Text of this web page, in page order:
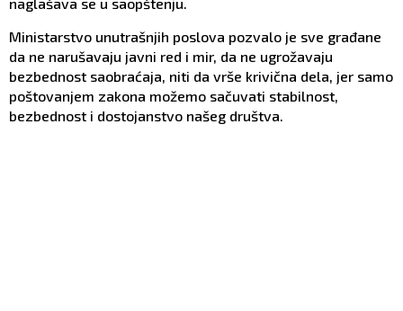
Ministarstvo unutrašnjih poslova pozvalo je sve građane
da ne narušavaju javni red i mir, da ne ugrožavaju
bezbednost saobraćaja, niti da vrše krivična dela, jer samo
poštovanjem zakona možemo sačuvati stabilnost,
bezbednost i dostojanstvo našeg društva.